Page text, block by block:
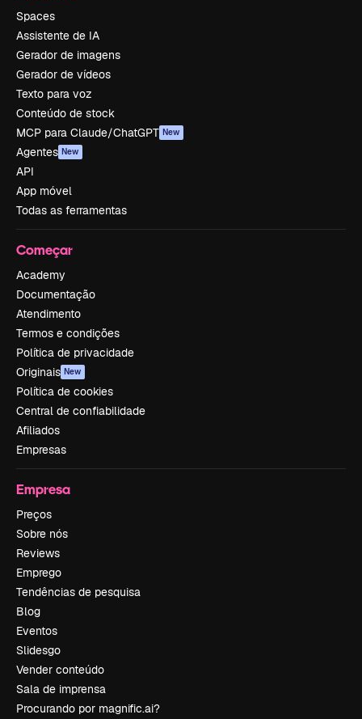
Spaces
Assistente de IA
Gerador de imagens
Gerador de vídeos
Texto para voz
Conteúdo de stock
MCP para Claude/ChatGPT New
Agentes New
API
App móvel
Todas as ferramentas
Começar
Academy
Documentação
Atendimento
Termos e condições
Política de privacidade
Originais New
Política de cookies
Central de confiabilidade
Afiliados
Empresas
Empresa
Preços
Sobre nós
Reviews
Emprego
Tendências de pesquisa
Blog
Eventos
Slidesgo
Vender conteúdo
Sala de imprensa
Procurando por magnific.ai?